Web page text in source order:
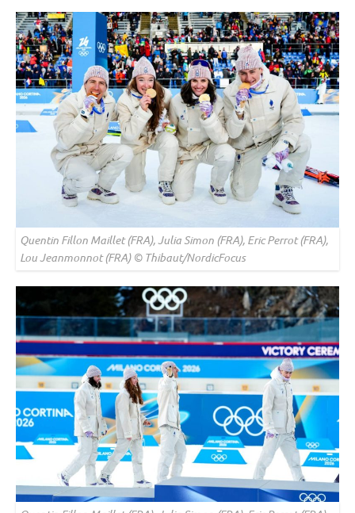
Quentin Fillon Maillet (FRA), Julia Simon (FRA), Eric Perrot (FRA),
Lou Jeanmonnot (FRA) © Thibaut/NordicFocus